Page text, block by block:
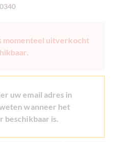
momenteel uitverkocht
uw email adres in
wanneer het
beschikbaar is.